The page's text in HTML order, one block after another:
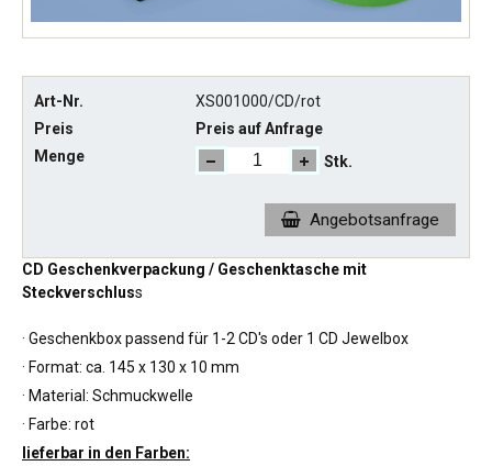
Art-Nr.
XS001000/CD/rot
Preis
Preis auf Anfrage
Menge
Stk.
Angebotsanfrage
CD Geschenkverpackung / Geschenktasche mit
Steckverschluss
· Geschenkbox passend für 1-2 CD's oder 1 CD Jewelbox
· Format: ca. 145 x 130 x 10 mm
· Material: Schmuckwelle
· Farbe: rot
lieferbar in den Farben: